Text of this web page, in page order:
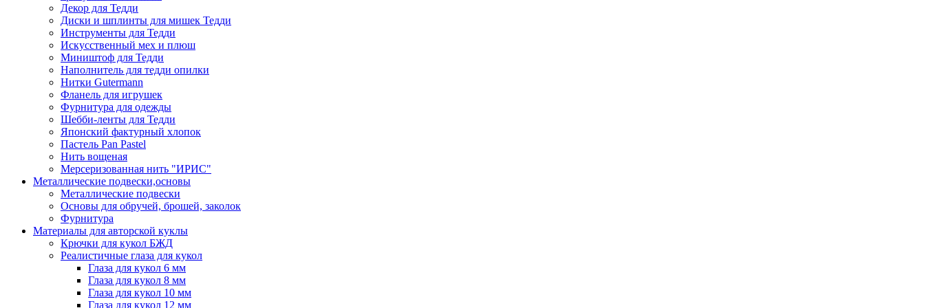
Декор для Тедди
Диски и шплинты для мишек Тедди
Инструменты для Тедди
Искусственный мех и плюш
Миништоф для Тедди
Наполнитель для тедди опилки
Нитки Gutermann
Фланель для игрушек
Фурнитура для одежды
Шебби-ленты для Тедди
Японский фактурный хлопок
Пастель Pan Pastel
Нить вощеная
Мерсеризованная нить "ИРИС"
Металлические подвески,основы
Металлические подвески
Основы для обручей, брошей, заколок
Фурнитура
Материалы для авторской куклы
Крючки для кукол БЖД
Реалистичные глаза для кукол
Глаза для кукол 6 мм
Глаза для кукол 8 мм
Глаза для кукол 10 мм
Глаза для кукол 12 мм